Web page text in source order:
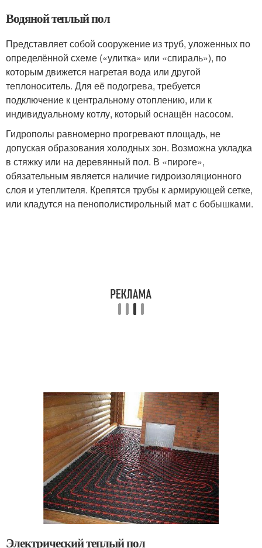
Водяной теплый пол
Представляет собой сооружение из труб, уложенных по
определённой схеме («улитка» или «спираль»), по
которым движется нагретая вода или другой
теплоноситель. Для её подогрева, требуется
подключение к центральному отоплению, или к
индивидуальному котлу, который оснащён насосом.
Гидрополы равномерно прогревают площадь, не
допуская образования холодных зон. Возможна укладка
в стяжку или на деревянный пол. В «пироге»,
обязательным является наличие гидроизоляционного
слоя и утеплителя. Крепятся трубы к армирующей сетке,
или кладутся на пенополистирольный мат с бобышками.
Электрический теплый пол